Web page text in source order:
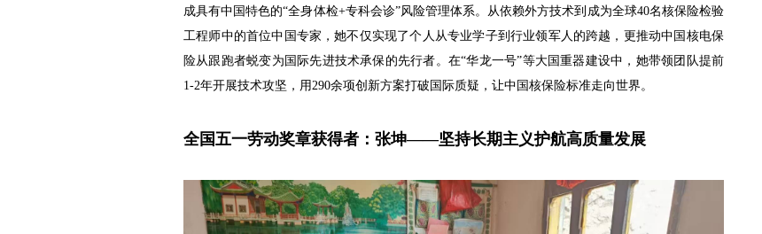
成具有中国特色的“全身体检+专科会诊”风险管理体系。从依赖外方技术到成为全球40名核保险检验
工程师中的首位中国专家，她不仅实现了个人从专业学子到行业领军人的跨越，更推动中国核电保
险从跟跑者蜕变为国际先进技术承保的先行者。在“华龙一号”等大国重器建设中，她带领团队提前
1-2年开展技术攻坚，用290余项创新方案打破国际质疑，让中国核保险标准走向世界。
全国五一劳动奖章获得者：张坤——坚持长期主义护航高质量发展